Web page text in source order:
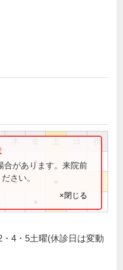
祝
●
●
合があります。来院前
さい。
×閉じる
4・5土曜(休診日は変動